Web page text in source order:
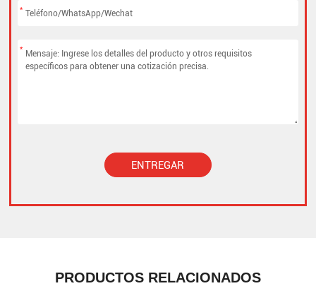
*
*
ENTREGAR
PRODUCTOS RELACIONADOS